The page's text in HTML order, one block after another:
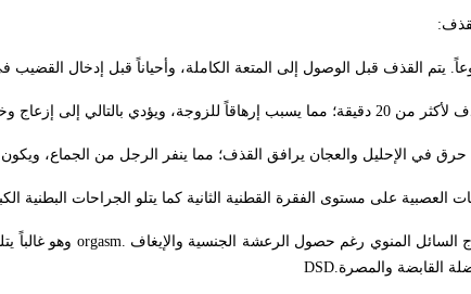
:
يتم القذف قبل الوصول إلى المتعة الكاملة، وأحياناً قبل إدخال القضيب
بالتالي إلى إزعاج وخوف من الممارسة الجنسية
في الإحليل والعجان يرافق القذف؛ مما ينفر الرجل من الجماع،
العصبية على مستوى الفقرة القطنية الثانية كما يتلو الجراحات البطنية
السائل المنوي رغم حصول الرعشة الجنسية والإيغاف orgasm. وهو غالباً
القابضة والمصرةDSD.